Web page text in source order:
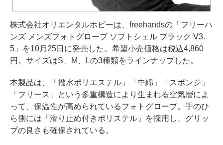
株式会社オリエンタルホビーは、freehandsの「フリーハ
ンズ メンズフォトグローブ ソフトシェル ブラック V3.
5」を10月25日に発売した。希望小売価格は税込4,860
円。サイズはS、M、Lの3種類をラインナップした。
本製品は、「撥水ポリエステル」「中綿」「スポンジ」
「フリース」という多重構造により生まれる空気層によ
って、保温性が高められているフォトグローブ。手のひ
ら側には「滑り止め付きポリステル」を採用し、グリッ
プの良さも確保されている。